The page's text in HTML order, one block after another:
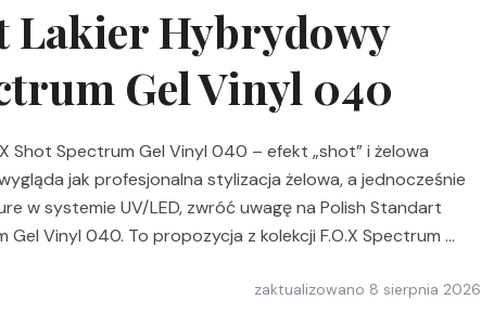
Lakier Hybrydowy
Gel Vinyl 040
Shot Spectrum Gel Vinyl 040 – efekt „shot” i żelowa
jak profesjonalna stylizacja żelowa, a jednocześnie
w systemie UV/LED, zwróć uwagę na Polish Standart
Gel Vinyl 040. To propozycja z kolekcji F.O.X Spectrum …
zaktualizowano 8 sierpnia 2026